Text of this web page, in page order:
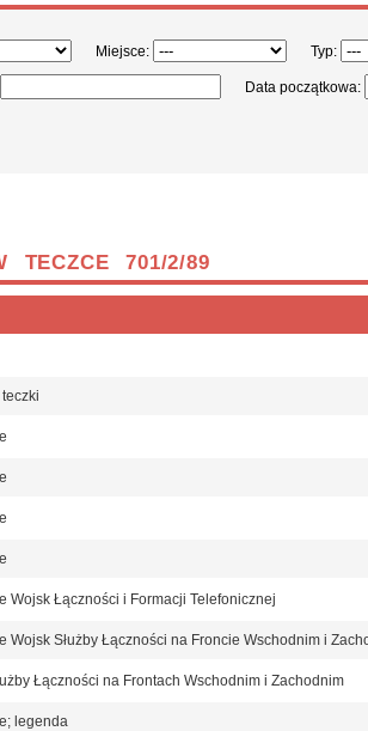
Miejsce: Typ:
Data początkowa:
TECZCE 701/2/89
Wojsk Łączności i Formacji Telefonicznej
Wojsk Służby Łączności na Froncie Wschodnim i
Łączności na Frontach Wschodnim i Zachodnim
legenda